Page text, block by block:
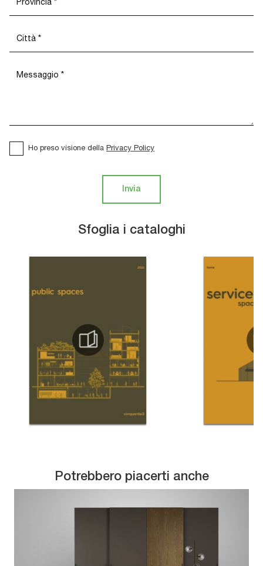
Sfoglia i cataloghi
Ho preso visione della Privacy Policy
Invia
Potrebbero piacerti anche